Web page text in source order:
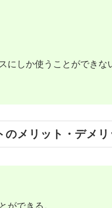
にしか使うことができな
メリット・デメリ